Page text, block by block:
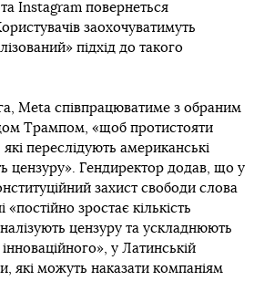
Instagram повернеться
заохочуватимуть
підхід до такого
Meta співпрацюватиме з обраним
Трампом, «щоб протистояти
переслідують американські
цензуру». Гендиректор додав, що у
захист свободи слова
«постійно зростає кількість
цензуру та ускладнюють
у Латинській
які можуть наказати компаніям